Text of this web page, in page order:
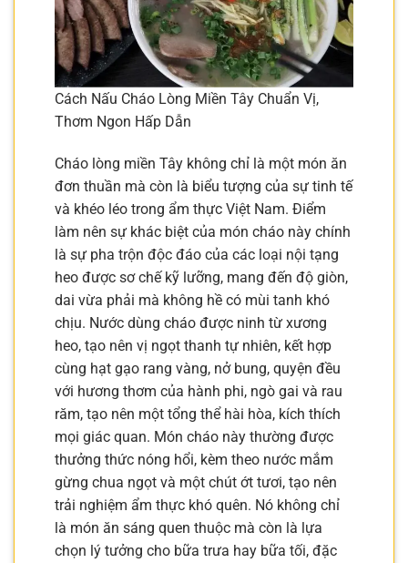
Cách Nấu Cháo Lòng Miền Tây Chuẩn Vị,
Thơm Ngon Hấp Dẫn
Cháo lòng miền Tây không chỉ là một món ăn
đơn thuần mà còn là biểu tượng của sự tinh tế
và khéo léo trong ẩm thực Việt Nam. Điểm
làm nên sự khác biệt của món cháo này chính
là sự pha trộn độc đáo của các loại nội tạng
heo được sơ chế kỹ lưỡng, mang đến độ giòn,
dai vừa phải mà không hề có mùi tanh khó
chịu. Nước dùng cháo được ninh từ xương
heo, tạo nên vị ngọt thanh tự nhiên, kết hợp
cùng hạt gạo rang vàng, nở bung, quyện đều
với hương thơm của hành phi, ngò gai và rau
răm, tạo nên một tổng thể hài hòa, kích thích
mọi giác quan. Món cháo này thường được
thưởng thức nóng hổi, kèm theo nước mắm
gừng chua ngọt và một chút ớt tươi, tạo nên
trải nghiệm ẩm thực khó quên. Nó không chỉ
là món ăn sáng quen thuộc mà còn là lựa
chọn lý tưởng cho bữa trưa hay bữa tối, đặc